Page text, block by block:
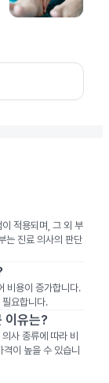
적용되며, 그 외 부
는 진료 의사의 판단
비용이 증가합니다.
요합니다.
이유는?
사 종류에 따라 비
이 높을 수 있습니